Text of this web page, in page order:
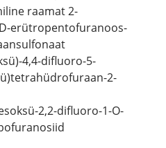
raamat 2-
erütropentofuranoos-
4,4-difluoro-5-
2-
2,2-difluoro-1-O-